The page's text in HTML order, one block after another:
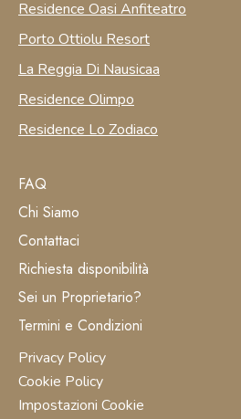
FAQ
Chi Siamo
Contattaci
Richiesta disponibilità
Sei un Proprietario?
Termini e Condizioni
Privacy Policy
Cookie Policy
Impostazioni Cookie
Residence Oasi Anfiteatro
Porto Ottiolu Resort
La Reggia Di Nausicaa
Residence Olimpo
Residence Lo Zodiaco